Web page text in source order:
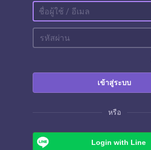
เข้าสู่ระบบ
หรือ
Login with Line